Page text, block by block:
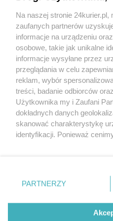
Zaloguj sięZarejestruj
POGODA
19℃
Zobacz prognozę na 3 dni
Copyright © 2022
Wszelkie
Nota wydawnicza
Na naszej stronie
zaufanych partnerów
informacje na urządzeniu
osobowe, takie jak unikalne
informacje wysyłane przez
przeglądania w celu
reklam, wybór
treści, badanie odbiorców
Użytkownika my i Zaufani
dokładnych danych
skanować charakterystykę
identyfikacji. Ponieważ
prywatności znajdujący się
. Niektóre rodzaje
takiemu przetwarzaniu.
PARTNERZY